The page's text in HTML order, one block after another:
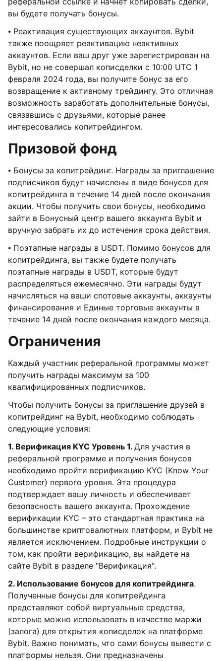
вы будете получать бонусы.
⦁ Реактивация существующих аккаунтов. Bybit
также поощряет реактивацию неактивных
аккаунтов. Если ваш друг уже зарегистрирован на
Bybit, но не совершал кописделки с 10:00 UTC 1
февраля 2024 года, вы получите бонус за его
возвращение к активному трейдингу. Это отличная
возможность заработать дополнительные бонусы,
связавшись с друзьями, которые ранее
интересовались копитрейдингом.
Призовой фонд
⦁ Бонусы за копитрейдинг. Награды за приглашение
подписчиков будут начислены в виде бонусов для
копитрейдинга в течение 14 дней после окончания
акции. Чтобы получить свои бонусы, необходимо
зайти в Бонусный центр вашего аккаунта Bybit и
вручную забрать их до истечения срока действия.
⦁ Поэтапные награды в USDT. Помимо бонусов для
копитрейдинга, вы также будете получать
поэтапные награды в USDT, которые будут
распределяться ежемесячно. Эти награды будут
начисляться на ваши спотовые аккаунты, аккаунты
финансирования и Единые торговые аккаунты в
течение 14 дней после окончания каждого месяца.
Ограничения
Каждый участник реферальной программы может
получить награды максимум за 100
квалифицированных подписчиков.
Чтобы получить бонусы за приглашение друзей в
копитрейдинг на Bybit, необходимо соблюдать
следующие условия:
1. Верификация KYC Уровень 1. Для участия в
реферальной программе и получения бонусов
необходимо пройти верификацию KYC (Know Your
Customer) первого уровня. Эта процедура
подтверждает вашу личность и обеспечивает
безопасность вашего аккаунта. Прохождение
верификации KYC – это стандартная практика на
большинстве криптовалютных платформ, и Bybit не
является исключением. Подробные инструкции о
том, как пройти верификацию, вы найдете на
сайте Bybit в разделе "Верификация".
2. Использование бонусов для копитрейдинга.
Полученные бонусы для копитрейдинга
представляют собой виртуальные средства,
которые можно использовать в качестве маржи
(залога) для открытия кописделок на платформе
Bybit. Важно понимать, что сами бонусы вывести с
платформы нельзя. Они предназначены